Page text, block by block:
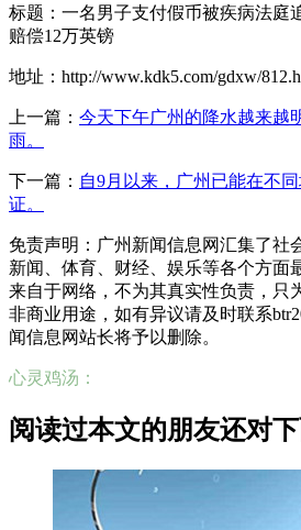
标题：一名男子支付假币被疾病法庭
赔偿12万英镑
地址：http://www.kdk5.com/gdxw/
上一篇： 今天下午广州的降水越来越
雨。
下一篇： 自9月以来，广州已能在不
证。
免责声明：广州新闻信息网汇集了社
新闻、体育、财经、娱乐等各个方面
来自于网络，不为其真实性负责，只
非商业用途，如有异议请及时联系
闻信息网站长将予以删除。
心灵鸡汤：
阅读过本文的朋友还对